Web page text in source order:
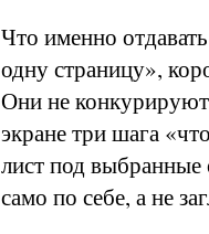
Что именно
одну страницу»,
Они не
экране три шага
лист под
само по себе, а не